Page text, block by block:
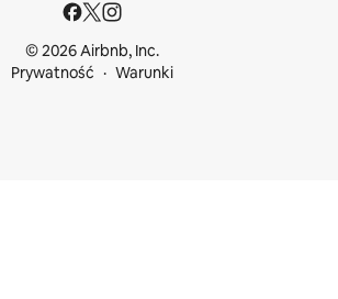
© 2026 Airbnb, Inc.
Prywatność
Warunki